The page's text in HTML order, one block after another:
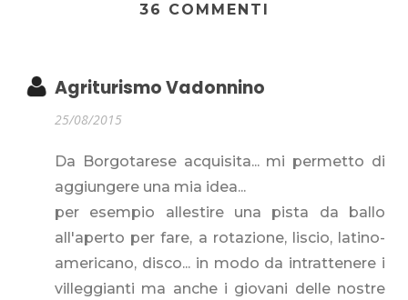
36 COMMENTI
Agriturismo Vadonnino
25/08/2015
Da Borgotarese acquisita... mi permetto di
aggiungere una mia idea...
per esempio allestire una pista da ballo
all'aperto per fare, a rotazione, liscio, latino-
americano, disco... in modo da intrattenere i
villeggianti ma anche i giovani delle nostre